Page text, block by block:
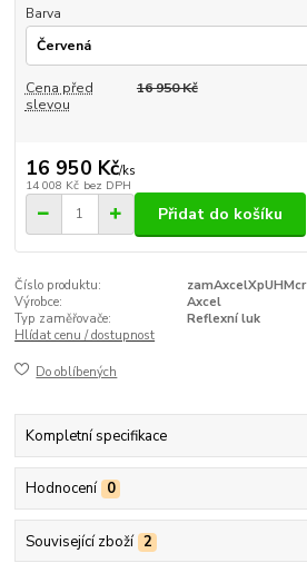
Barva
Cena před
slevou
16 950 Kč
16 950 Kč/ks
14 008 Kč bez DPH
Přidat do košíku
Číslo produktu:
zamAxcelXpUHMcr
Výrobce:
Axcel
Typ zaměřovače:
Reflexní luk
Hlídat cenu / dostupnost
Do oblíbených
Kompletní specifikace
Hodnocení 0
Související zboží 2